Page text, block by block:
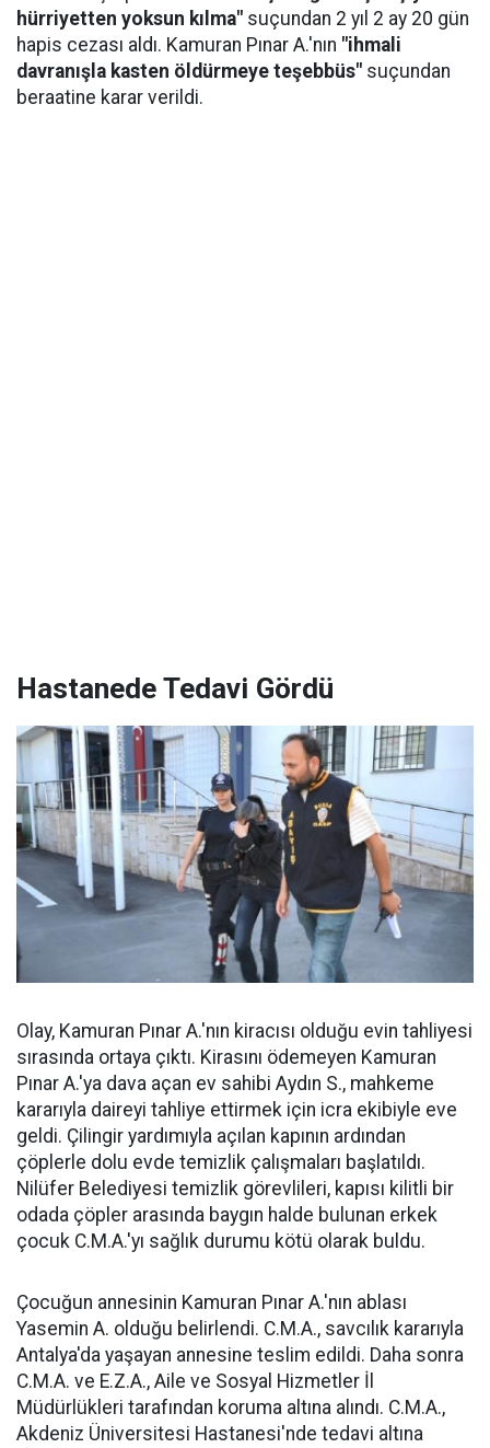
hürriyetten yoksun kılma" suçundan 2 yıl 2 ay 20 gün
hapis cezası aldı. Kamuran Pınar A.'nın "ihmali
davranışla kasten öldürmeye teşebbüs" suçundan
beraatine karar verildi.
Hastanede Tedavi Gördü
Olay, Kamuran Pınar A.'nın kiracısı olduğu evin tahliyesi
sırasında ortaya çıktı. Kirasını ödemeyen Kamuran
Pınar A.'ya dava açan ev sahibi Aydın S., mahkeme
kararıyla daireyi tahliye ettirmek için icra ekibiyle eve
geldi. Çilingir yardımıyla açılan kapının ardından
çöplerle dolu evde temizlik çalışmaları başlatıldı.
Nilüfer Belediyesi temizlik görevlileri, kapısı kilitli bir
odada çöpler arasında baygın halde bulunan erkek
çocuk C.M.A.'yı sağlık durumu kötü olarak buldu.
Çocuğun annesinin Kamuran Pınar A.'nın ablası
Yasemin A. olduğu belirlendi. C.M.A., savcılık kararıyla
Antalya'da yaşayan annesine teslim edildi. Daha sonra
C.M.A. ve E.Z.A., Aile ve Sosyal Hizmetler İl
Müdürlükleri tarafından koruma altına alındı. C.M.A.,
Akdeniz Üniversitesi Hastanesi'nde tedavi altına